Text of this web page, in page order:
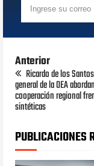
Anterior
Ricardo de los
general de la OEA abordan
cooperación regional
sintéticas
PUBLICACIONES